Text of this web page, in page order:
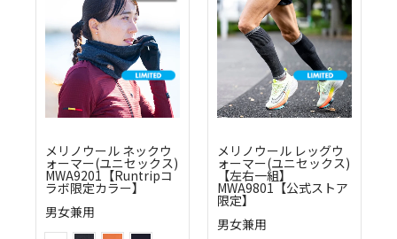
メリノウール ネックウ
ォーマー(ユニセックス)
MWA9201【Runtripコ
ラボ限定カラー】
男女兼用
Color
メリノウール レッグウ
ォーマー(ユニセックス)
【左右一組】
MWA9801【公式ストア
限定】
男女兼用